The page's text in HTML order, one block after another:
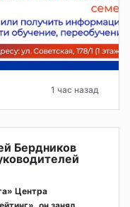
1 час назад
Бердников
Центра